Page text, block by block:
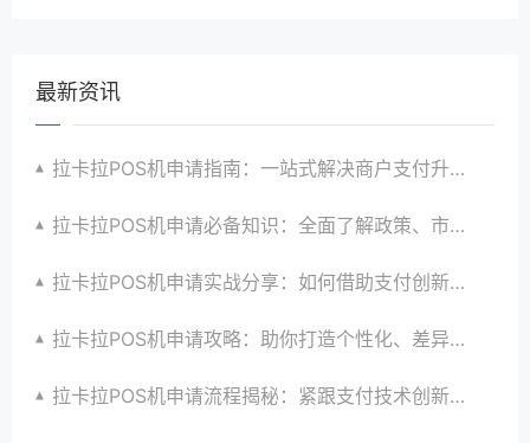
最新资讯
拉卡拉POS机申请指南：一站式解决商户支付升级、智能化与创新需求
拉卡拉POS机申请必备知识：全面了解政策、市场、技术与创新趋势
拉卡拉POS机申请实战分享：如何借助支付创新技术提升商户运营效益与效率
拉卡拉POS机申请攻略：助你打造个性化、差异化支付体验以提升竞争力
拉卡拉POS机申请流程揭秘：紧跟支付技术创新步伐，抢占市场先机